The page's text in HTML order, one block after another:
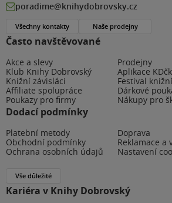
Často navštěvované
Akce a slevy
Prodejny
Klub Knihy Dobrovský
Aplikace
Knižní závisláci
Festival
Affiliate spolupráce
Dárkové
Poukazy pro firmy
Nákupy pro
Dodací podmínky
Platební metody
Doprava
Obchodní podmínky
Reklamace a
Ochrana osobních údajů
Nastavení
Vše důležité
Kariéra v Knihy Dobrovský
poradime@knihydobrovsky.cz
Všechny kontakty Naše prodejny